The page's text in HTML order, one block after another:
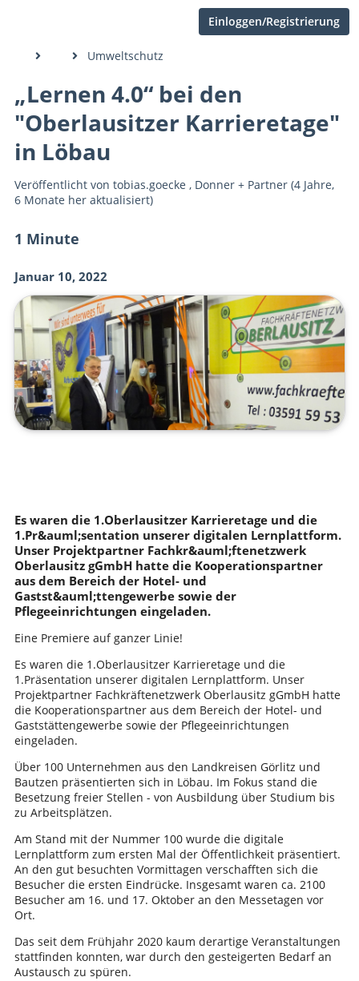
Einloggen/Registrierung
Umweltschutz
1 Minute
Januar 10, 2022
„Lernen 4.0“ bei den
"Oberlausitzer Karrieretage"
in Löbau
Veröffentlicht von tobias.goecke , Donner + Partner(4 Jahre,
6 Monate her aktualisiert)
Es waren die 1.Oberlausitzer Karrieretage und die
1.Pr&auml;sentation unserer digitalen Lernplattform.
Unser Projektpartner Fachkr&auml;ftenetzwerk
Oberlausitz gGmbH hatte die Kooperationspartner
aus dem Bereich der Hotel- und
Gastst&auml;ttengewerbe sowie der
Pflegeeinrichtungen eingeladen.
Eine Premiere auf ganzer Linie!
Es waren die 1.Oberlausitzer Karrieretage und die
1.Präsentation unserer digitalen Lernplattform. Unser
Projektpartner Fachkräftenetzwerk Oberlausitz gGmbH hatte
die Kooperationspartner aus dem Bereich der Hotel- und
Gaststättengewerbe sowie der Pflegeeinrichtungen
eingeladen.
Über 100 Unternehmen aus den Landkreisen Görlitz und
Bautzen präsentierten sich in Löbau. Im Fokus stand die
Besetzung freier Stellen - von Ausbildung über Studium bis
zu Arbeitsplätzen.
Am Stand mit der Nummer 100 wurde die digitale
Lernplattform zum ersten Mal der Öffentlichkeit präsentiert.
An den gut besuchten Vormittagen verschafften sich die
Besucher die ersten Eindrücke. Insgesamt waren ca. 2100
Besucher am 16. und 17. Oktober an den Messetagen vor
Ort.
Das seit dem Frühjahr 2020 kaum derartige Veranstaltungen
stattfinden konnten, war durch den gesteigerten Bedarf an
Austausch zu spüren.